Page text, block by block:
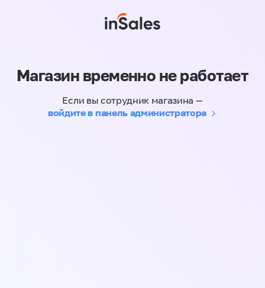
Магазин временно не работает
Если вы сотрудник магазина —
войдите в панель администратора